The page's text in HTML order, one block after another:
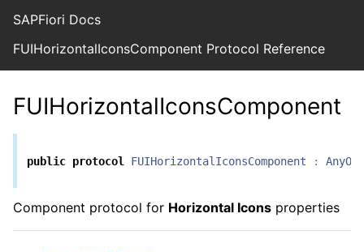
SAPFiori Docs
FUIHorizontalIconsComponent Protocol Reference
FUIHorizontalIconsComponent
public protocol FUIHorizontalIconsComponent :
Component protocol for Horizontal Icons properties